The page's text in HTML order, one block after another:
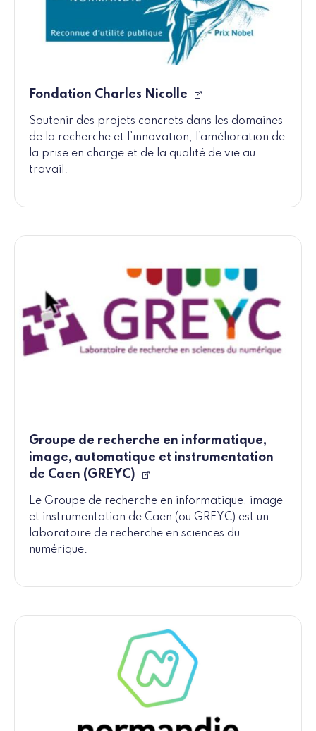
Fondation Charles Nicolle
Soutenir des projets concrets dans les domaines
de la recherche et l’innovation, l’amélioration de
la prise en charge et de la qualité de vie au
travail.​
Groupe de recherche en informatique,
image, automatique et instrumentation
de Caen (GREYC)
Le Groupe de recherche en informatique, image
et instrumentation de Caen (ou GREYC) est un
laboratoire de recherche en sciences du
numérique.